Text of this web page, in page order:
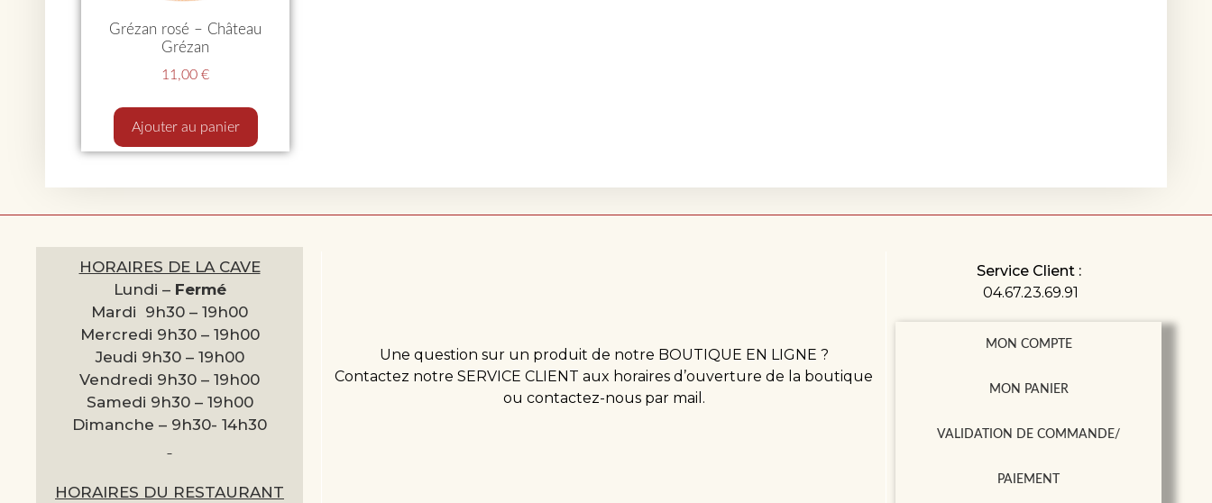
Grézan rosé – Château
Grézan
11,00€
Ajouter au panier
HORAIRES DE LA CAVE
Lundi – Fermé
Mardi 9h30 – 19h00
Mercredi 9h30 – 19h00
Jeudi 9h30 – 19h00
Vendredi 9h30 – 19h00
Samedi 9h30 – 19h00
Dimanche – 9h30- 14h30
HORAIRES DU RESTAURANT
Une question sur un produit de notre BOUTIQUE EN LIGNE ?
Contactez notre SERVICE CLIENT aux horaires d’ouverture de la boutique
ou contactez-nous par mail.
Service Client :
04.67.23.69.91
MON COMPTE
MON PANIER
VALIDATION DE COMMANDE/
PAIEMENT